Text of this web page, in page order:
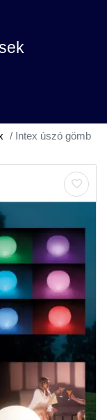
Intex úszó gömb